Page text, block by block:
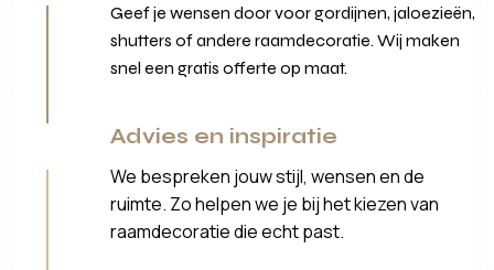
Geef je wensen door voor gordijnen, jaloezieën,
shutters of andere raamdecoratie. Wij maken
snel een gratis offerte op maat.
Advies en inspiratie
We bespreken jouw stijl, wensen en de
ruimte. Zo helpen we je bij het kiezen van
raamdecoratie die echt past.